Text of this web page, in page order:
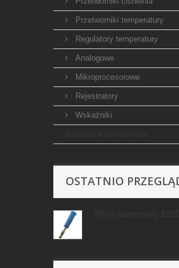
Przetworniki temperatury
Regulatory temperatury
Analogowe
Mikroprocesorowe
Rejestratory
Wskaźniki
OSTATNIO